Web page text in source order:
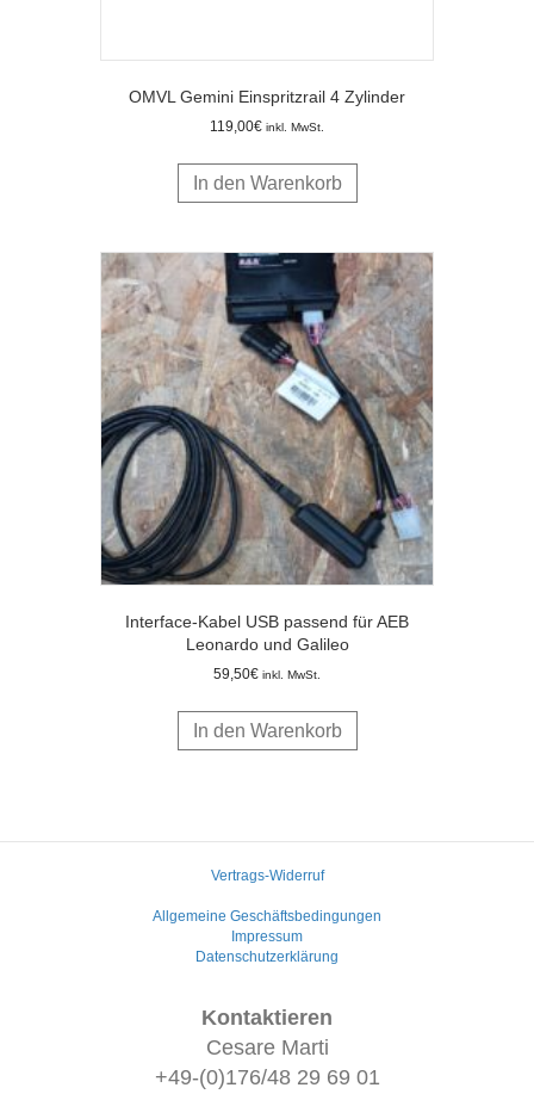
OMVL Gemini Einspritzrail 4 Zylinder
119,00€ inkl. MwSt.
In den Warenkorb
Interface-Kabel USB passend für AEB
Leonardo und Galileo
59,50€ inkl. MwSt.
In den Warenkorb
Vertrags-Widerruf
Allgemeine Geschäftsbedingungen
Impressum
Datenschutzerklärung
Kontaktieren
Cesare Marti
+49-(0)176/48 29 69 01